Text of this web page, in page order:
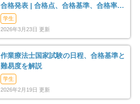
合格発表 | 合格点、合格基準、合格率
（2026年）
学生
2026年3月23日 更新
作業療法士国家試験の日程、合格基準と
難易度を解説
学生
2026年2月19日 更新